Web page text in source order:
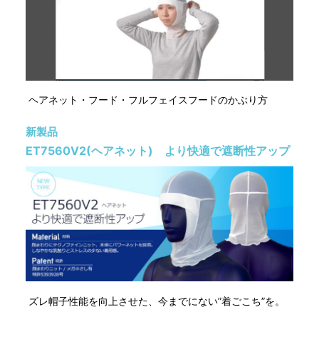
ヘアネット・フード・フルフェイスフードのかぶり方
新製品
ET7560V2(ヘアネット) より快適で遮断性アップ
ズレ帽子性能を向上させた、今までにない”着ごこち”を。